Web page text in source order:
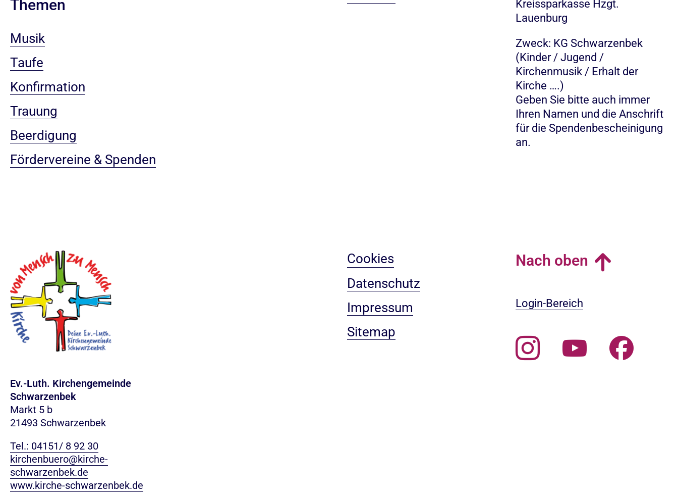
Themen
Musik
Taufe
Konfirmation
Trauung
Beerdigung
Fördervereine & Spenden
Kreissparkasse Hzgt.
Lauenburg
Zweck: KG Schwarzenbek
(Kinder / Jugend /
Kirchenmusik / Erhalt der
Kirche ….)
Geben Sie bitte auch immer
Ihren Namen und die Anschrift
für die Spendenbescheinigung
an.
Ev.-Luth. Kirchengemeinde
Schwarzenbek
Markt 5 b
21493 Schwarzenbek
Tel.: 04151/ 8 92 30
kirchenbuero@kirche-
schwarzenbek.de
www.kirche-schwarzenbek.de
Cookies
Datenschutz
Impressum
Sitemap
Nach oben
Login-Bereich